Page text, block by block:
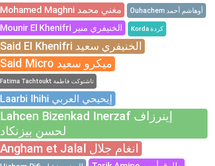
Mohamed Maghni مغني محمد Ouhachem أوهاشم أحمد
Mounir El Khenifri الخنيفري منير Korda كردة
Said El Khenifri الخنيفري سعيد
Said Micro ميكرو سعيد
Fatima Tachtoukt تاشتوكت فاطمة
Laarbi Ihihi إيحيحي العربي
Lahcen Bizenkad Inerzaf إينرزاف
لحسن بيزنكاد
Angham et Jalal انغام جلال